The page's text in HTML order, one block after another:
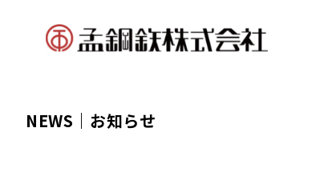
NEWS｜ お知らせ